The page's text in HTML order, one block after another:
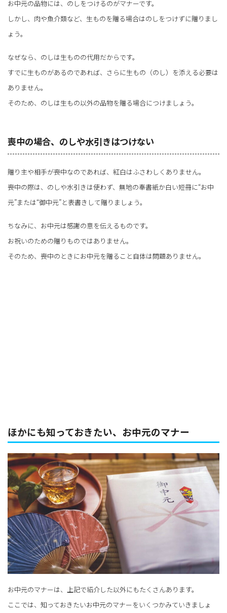
お中元の品物には、のしをつけるのがマナーです。
しかし、肉や魚介類など、生ものを贈る場合はのしをつけずに贈りまし
ょう。
なぜなら、のしは生ものの代用だからです。
すでに生ものがあるのであれば、さらに生もの（のし）を添える必要は
ありません。
そのため、のしは生もの以外の品物を贈る場合につけましょう。
喪中の場合、のしや水引きはつけない
贈り主や相手が喪中なのであれば、紅白はふさわしくありません。
喪中の際は、のしや水引きは使わず、無地の奉書紙か白い短冊に“お中
元”または“御中元”と表書きして贈りましょう。
ちなみに、お中元は感謝の意を伝えるものです。
お祝いのための贈りものではありません。
そのため、喪中のときにお中元を贈ること自体は問題ありません。
ほかにも知っておきたい、お中元のマナー
お中元のマナーは、上記で紹介した以外にもたくさんあります。
ここでは、知っておきたいお中元のマナーをいくつかみていきましょ